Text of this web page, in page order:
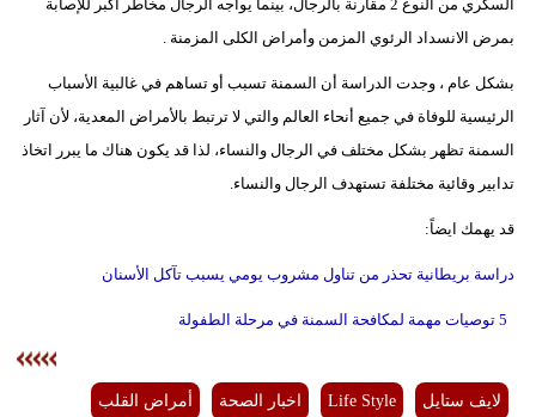
السكري من النوع 2 مقارنة بالرجال، بينما يواجه الرجال مخاطر أكبر للإصابة
بمرض الانسداد الرئوي المزمن وأمراض الكلى المزمنة .
بشكل عام ، وجدت الدراسة أن السمنة تسبب أو تساهم في غالبية الأسباب
الرئيسية للوفاة في جميع أنحاء العالم والتي لا ترتبط بالأمراض المعدية، لأن آثار
السمنة تظهر بشكل مختلف في الرجال والنساء، لذا قد يكون هناك ما يبرر اتخاذ
تدابير وقائية مختلفة تستهدف الرجال والنساء.
قد يهمك ايضاً:
دراسة بريطانية تحذر من تناول مشروب يومي يسبب تآكل الأسنان
5 توصيات مهمة لمكافحة السمنة في مرحلة الطفولة
لايف ستايل Life Style اخبار الصحة أمراض القلب